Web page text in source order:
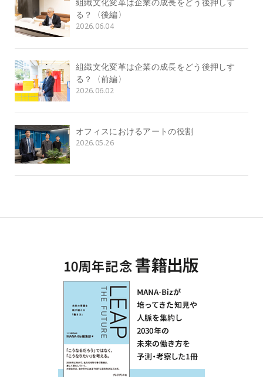
組織文化変革は企業の成長をどう後押しす
る？〈後編〉
2026.06.04
組織文化変革は企業の成長をどう後押しす
る？〈前編〉
2026.06.02
オフィスにおけるアートの役割
2026.05.26